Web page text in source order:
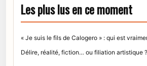
Les plus lus en ce moment
« Je suis le fils de Calogero » : qui est
Délire, réalité, fiction… ou filiation artistique ?